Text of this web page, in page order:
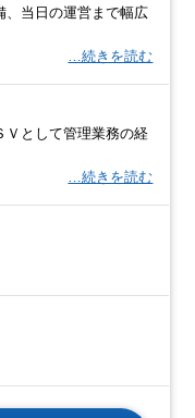
、当日の運営まで幅広
…続きを読む
Ｖとして管理業務の経
…続きを読む